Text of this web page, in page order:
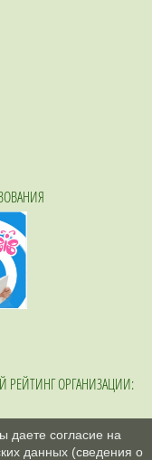
ОРГАНИЗАЦИИ:
даете согласие на
данных (сведения о